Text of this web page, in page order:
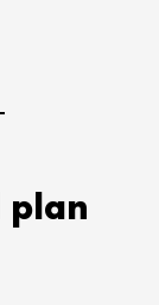
plan